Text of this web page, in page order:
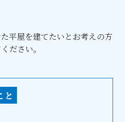
平屋を建てたいとお考えの方
ださい。
と